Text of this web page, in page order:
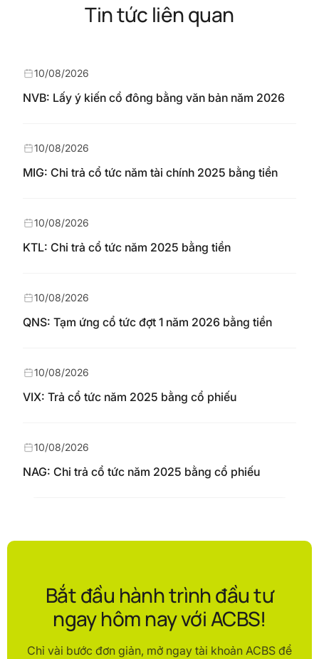
Tin tức liên quan
NVB: Lấy ý kiến cổ đông bằng văn bản năm 2026
10/08/2026
MIG: Chi trả cổ tức năm tài chính 2025 bằng tiền
10/08/2026
KTL: Chi trả cổ tức năm 2025 bằng tiền
10/08/2026
QNS: Tạm ứng cổ tức đợt 1 năm 2026 bằng tiền
10/08/2026
VIX: Trả cổ tức năm 2025 bằng cổ phiếu
10/08/2026
NAG: Chi trả cổ tức năm 2025 bằng cổ phiếu
10/08/2026
Bắt đầu hành trình đầu tư
ngay hôm nay với ACBS!
Chỉ vài bước đơn giản, mở ngay tài khoản ACBS để